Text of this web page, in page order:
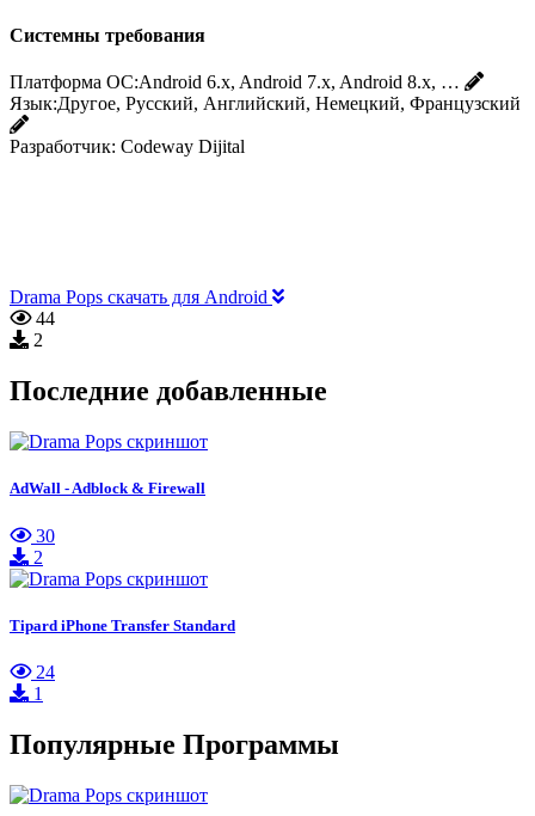
Системны требования
Платформа ОС:Android 6.x, Android 7.x, Android 8.x, …
Язык:Другое, Русский, Английский, Немецкий, Французский
Разработчик: Codeway Dijital
Drama Pops скачать для Android
44
2
Последние добавленные
AdWall - Adblock & Firewall
30
2
Tipard iPhone Transfer Standard
24
1
Популярные Программы